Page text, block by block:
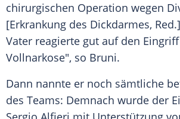
chirurgischen Operation wegen
[Erkrankung des Dickdarmes,
Vater reagierte gut auf den
Vollnarkose", so Bruni.
Dann nannte er noch sämtliche
des Teams: Demnach wurde der